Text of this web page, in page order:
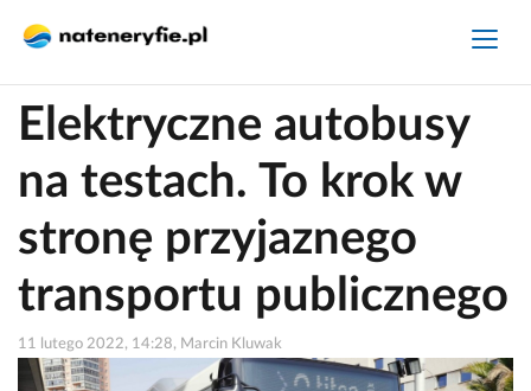
Elektryczne autobusy
na testach. To krok w
stronę przyjaznego
transportu publicznego
11 lutego 2022, 14:28, Marcin Kluwak